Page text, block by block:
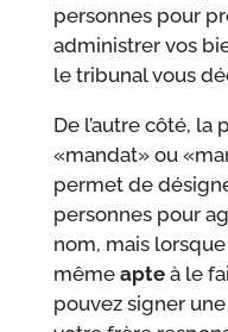
personnes pour
administrer vos
le tribunal vous
De l’autre côté, la
«mandat» ou
permet de
personnes pour
nom, mais
mêmeapte à le
pouvez signer